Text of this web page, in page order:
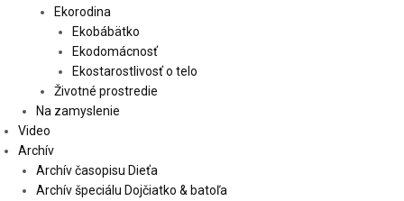
Ekorodina
Ekobábätko
Ekodomácnosť
Ekostarostlivosť o telo
Životné prostredie
Na zamyslenie
Video
Archív
Archív časopisu Dieťa
Archív špeciálu Dojčiatko & batoľa